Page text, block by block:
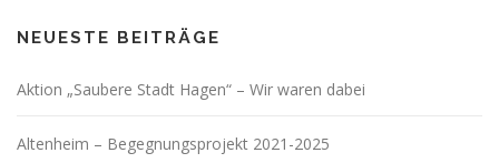
NEUESTE BEITRÄGE
Aktion „Saubere Stadt Hagen“ – Wir waren dabei
Altenheim – Begegnungsprojekt 2021-2025